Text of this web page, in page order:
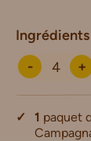
Ingrédients
-
+
1 paquet